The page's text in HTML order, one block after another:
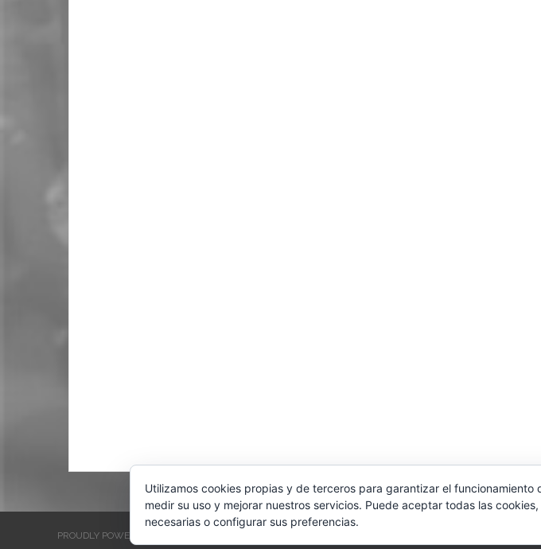
PROUDLY POWERED BY WORDPRESS
Utilizamos cookies propias y de terceros para garantizar el funcionamiento
medir su uso y mejorar nuestros servicios. Puede aceptar todas las
necesarias o configurar sus preferencias.